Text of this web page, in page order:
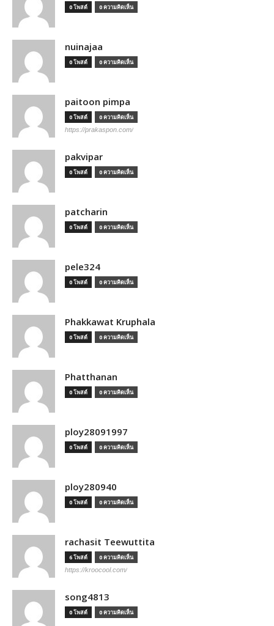
0 โพสต์ 0 ความคิดเห็น
nuinajaa
0 โพสต์ 0 ความคิดเห็น
paitoon pimpa
0 โพสต์ 0 ความคิดเห็น
https://prakaspon.com/
pakvipar
0 โพสต์ 0 ความคิดเห็น
patcharin
0 โพสต์ 0 ความคิดเห็น
pele324
0 โพสต์ 0 ความคิดเห็น
Phakkawat Kruphala
0 โพสต์ 0 ความคิดเห็น
Phatthanan
0 โพสต์ 0 ความคิดเห็น
ploy28091997
0 โพสต์ 0 ความคิดเห็น
ploy280940
0 โพสต์ 0 ความคิดเห็น
rachasit Teewuttita
6 โพสต์ 0 ความคิดเห็น
https://kroocool.com/
song4813
0 โพสต์ 0 ความคิดเห็น